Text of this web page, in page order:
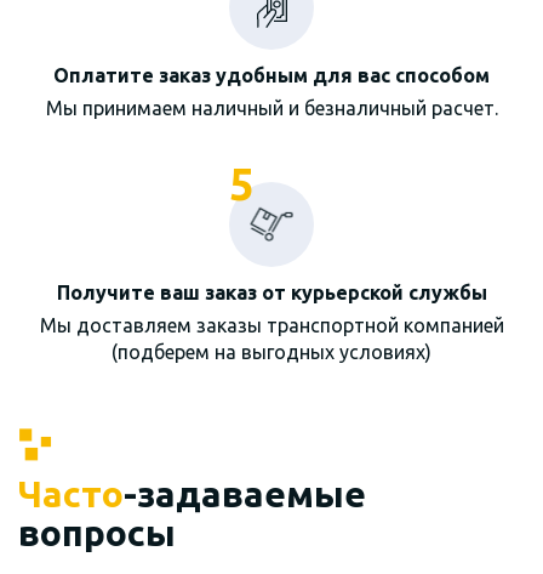
Оплатите заказ удобным для вас способом
Мы принимаем наличный и безналичный расчет.
5
Получите ваш заказ от курьерской службы
Мы доставляем заказы транспортной компанией
(подберем на выгодных условиях)
Часто-задаваемые
вопросы